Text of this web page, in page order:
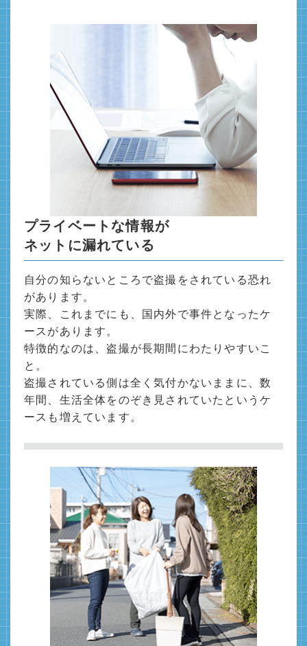
プライベートな情報が
ネットに漏れている
自分の知らないところで盗撮をされている恐れ
があります。
実際、これまでにも、国内外で事件となったケ
ースがあります。
特徴的なのは、盗撮が長期間にわたりやすいこ
と。
盗撮されている側は全く気付かないままに、数
年間、生活全体をのぞき見されていたというケ
ースも増えています。